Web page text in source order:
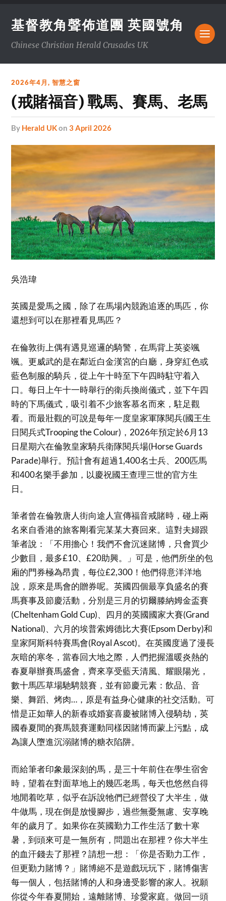
基督教角聲佈道團 英國號角
Chinese Christian Herald Crusades UK
2026年4月,智慧之窗
(戒賭福音) 戰馬、賽馬、老馬
by Herald UKon3 April 2026
吳浩瑋
英國是愛馬之國，除了在馬場內競跑追逐的馬匹，你
還想到可以在那裡看見馬匹？
在倫敦街上偶有遇見巡邏的騎警，在馬背上英姿颯
颯。更威武的是在鄰近白金漢宮的白廳，身穿紅色或
藍色制服的騎兵，從上午十時至下午四時駐守着入
口。每日上午十一時舉行的衛兵換崗儀式，並下午四
時的下馬儀式，吸引着不少旅客慕名而來，駐足觀
看。而最壯觀的可說是每年一度皇家軍隊閱兵(國王生
日閱兵式Trooping the Colour)，2026年預定於6月13
日星期六在倫敦皇家騎兵衛隊閱兵場(Horse Guards
Parade)舉行。預計會有超過1,400名士兵、200匹馬
和400名樂手參加，以慶祝國王查理三世的官方生
日。
筆者曾在倫敦唐人街向途人宣傳福音戒賭時，碰上兩
名來自香港的旅客剛看完某某大賽回來。這對夫婦跟
筆者說：「不用擔心！我們不會沉迷賭博，只會買少
少數目，最多£10、£20助興。」可是，他們所坐的包
廂的門券極為昂貴，每位£2,300！他們得意洋洋地
說，原來是馬會的贈券呢。英國四個最享負盛名的賽
馬賽事及節慶活動，分別是三月的切爾滕納姆金盃賽
(Cheltenham Gold Cup)、四月的英國國家大賽(Grand
National)、六月的埃普索姆德比大賽(Epsom Derby)和
皇家阿斯科特賽馬會(Royal Ascot)。在英國度過了漫長
灰暗的寒冬，當春回大地之際，人們把握溫暖炎熱的
春夏舉辦賽馬盛會，齊來享受藍天清風、耀眼陽光，
數十馬匹草場馳騁競賽，並有節慶元素：飲品、音
樂、舞蹈、烤肉…，原是有益身心健康的社交活動。可
惜是正如華人的新春或婚宴喜慶被賭博入侵騎劫，英
國春夏間的賽馬競賽運動同樣因賭博而蒙上污點，成
為讓人墮進沉溺賭博的糖衣陷阱。
而給筆者印象最深刻的馬，是三十年前住在學生宿舍
時，望着在對面草地上的幾匹老馬，每天也悠然自得
地閒着吃草，似乎在訴說牠們已經營役了大半生，做
牛做馬，現在倒是放慢腳步，過些無憂無慮、安享晚
年的歲月了。如果你在英國勤力工作生活了數十寒
暑，到頭來可是一無所有，問題出在那裡？你大半生
的血汗錢去了那裡？請想一想：「你是否勤力工作，
但更勤力賭博？」賭博絕不是遊戲玩玩下，賭博傷害
每一個人，包括賭博的人和身邊受影響的家人。祝願
你從今年春夏開始，遠離賭博、珍愛家庭。做回一頭